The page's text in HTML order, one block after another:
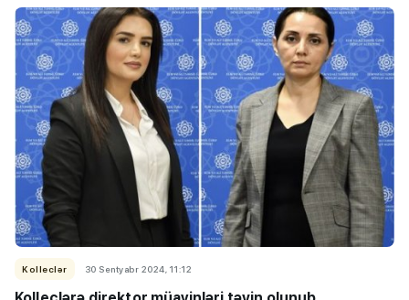
Kolleclər 30 Sentyabr 2024, 11:12